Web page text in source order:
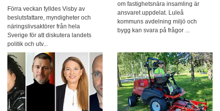
Förra veckan fylldes Visby av
beslutsfattare, myndigheter och
näringslivsaktörer från hela
Sverige för att diskutera landets
politik och utv...
om fastighetsnära insamling är
ansvaret uppdelat. Luleå
kommuns avdelning miljö och
bygg kan svara på frågor ...